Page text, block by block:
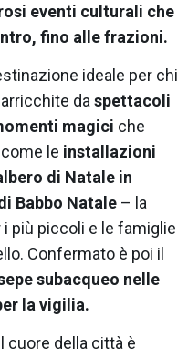
eventi culturali che
fino alle frazioni.
ideale per chi
da spettacoli
magici che
come le installazioni
di Natale in
Babbo Natale – la
più piccoli e le famiglie
Confermato è poi il
subacqueo nelle
la vigilia.
cuore della città è